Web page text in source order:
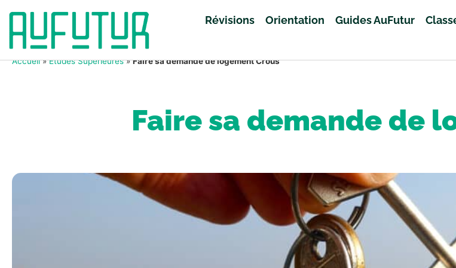
Révisions Orientation Guides AuFutur
Accueil»Études Supérieures»Faire sa demande de logement Crous
Faire sa demande de